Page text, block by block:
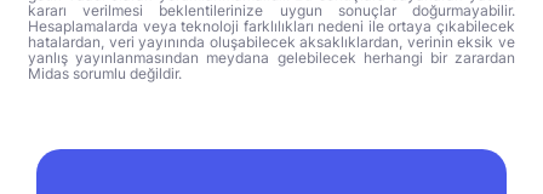
kararı verilmesi beklentilerinize uygun sonuçlar doğurmayabilir.
Hesaplamalarda veya teknoloji farklılıkları nedeni ile ortaya çıkabilecek
hatalardan, veri yayınında oluşabilecek aksaklıklardan, verinin eksik ve
yanlış yayınlanmasından meydana gelebilecek herhangi bir zarardan
Midas sorumlu değildir.